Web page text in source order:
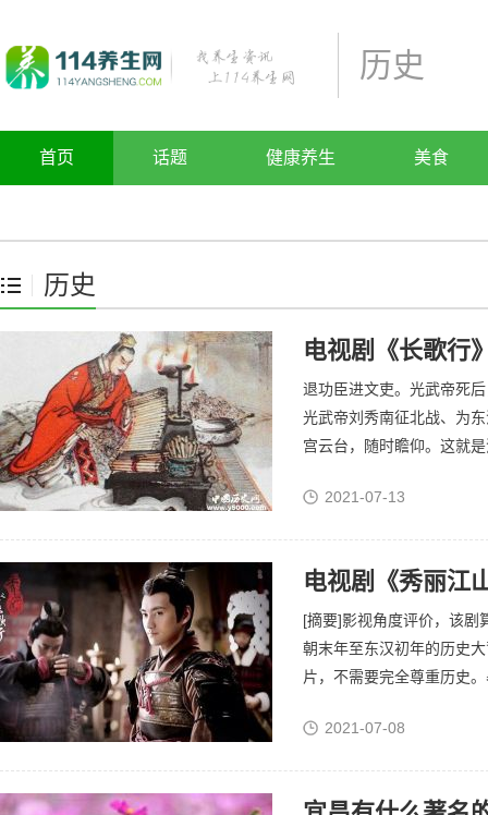
历史
首页 话题 健康养生 美食
历史
电视剧《长歌行
退功臣进文吏。光武帝死
光武帝刘秀南征北战、为
宫云台，随时瞻仰。这就
须...2021-07-13
电视剧《秀丽江
[摘要]影视角度评价，该剧
朝末年至东汉初年的历史
片，不需要完全尊重历史
大...2021-07-08